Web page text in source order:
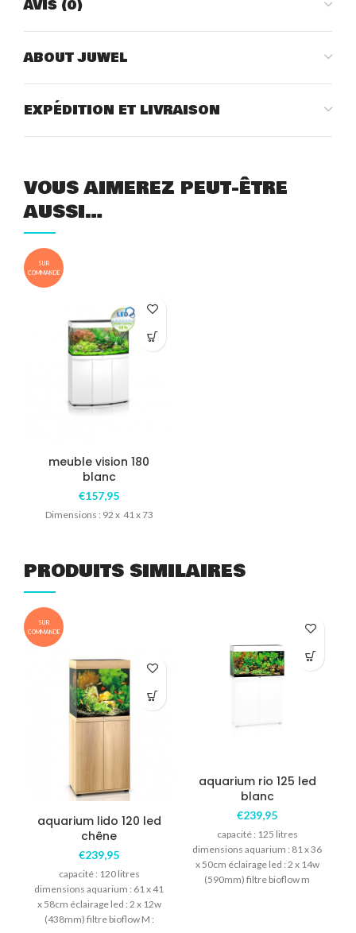
AVIS (0)
ABOUT JUWEL
EXPÉDITION ET LIVRAISON
VOUS AIMEREZ PEUT-ÊTRE
AUSSI…
SUR
COMMANDE
meuble vision 180
blanc
€157,95
Dimensions : 92 x 41 x 73
PRODUITS SIMILAIRES
SUR
COMMANDE
aquarium lido 120 led
chêne
€239,95
capacité : 120 litres
dimensions aquarium : 61 x 41
x 58cm éclairage led : 2 x 12w
(438mm) filtre bioflow M :
aquarium rio 125 led
blanc
€239,95
capacité : 125 litres
dimensions aquarium : 81 x 36
x 50cm éclairage led : 2 x 14w
(590mm) filtre bioflow m